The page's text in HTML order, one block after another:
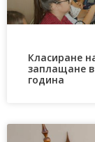
Класиране
заплащане
година